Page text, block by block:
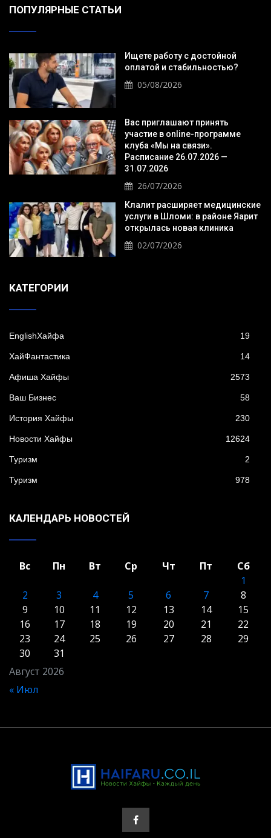
ПОПУЛЯРНЫЕ СТАТЬИ
Ищете работу с достойной
оплатой и стабильностью?
05/08/2026
Вас приглашают принять
участие в online-программе
клуба «Мы на связи».
Расписание 26.07.2026 —
31.07.2026
26/07/2026
Клалит расширяет медицинские
услуги в Шломи: в районе Яарит
открылась новая клиника
02/07/2026
KАТЕГОРИИ
EnglishХайфа 19
XайФантастика 14
Афиша Хайфы 2573
Ваш Бизнес 58
История Хайфы 230
Новости Хайфы 12624
Туризм 2
Туризм 978
КАЛЕНДАРЬ НОВОСТЕЙ
Август 2026
Вс Пн Вт Ср Чт Пт
Сб
1
2
3 4 5 6 7
8
9
10 11 12 13 14
15
16
17 18 19 20 21
22
23
24 25 26 27 28
29
30
31
« Июл